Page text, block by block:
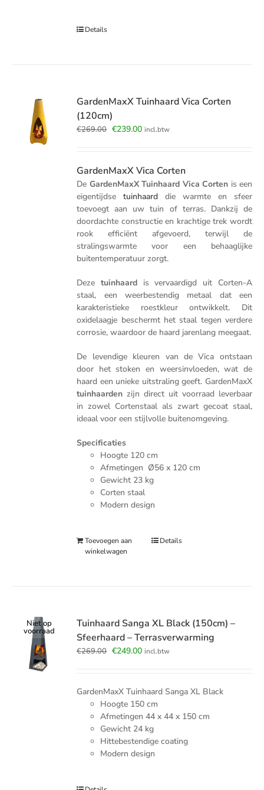
Details
GardenMaxX Tuinhaard Vica Corten
(120cm)
€269.00 Oorspronkelijke
€269.00.
€239.00Huidige
€239.00.
incl.btw
GardenMaxX Vica Corten
De GardenMaxX Tuinhaard Vica Corten is een
eigentijdsetuinhaard die warmte en sfeer
toevoegt aan uw tuin of terras. Dankzij de
doordachte constructie en krachtige trek wordt
rook efficiënt afgevoerd, terwijl de
stralingswarmte voor een behaaglijke
buitentemperatuur zorgt.
Deze tuinhaardis vervaardigd uit Corten-A
staal, een weerbestendig metaal dat een
karakteristieke roestkleur ontwikkelt. Dit
oxidelaagje beschermt het staal tegen verdere
corrosie, waardoor de haard jarenlang meegaat.
De levendige kleuren van de Vica ontstaan
door het stoken en weersinvloeden, wat de
haard een unieke uitstraling geeft. GardenMaxX
tuinhaarden zijn direct uit voorraad leverbaar
in zowel Cortenstaal als zwart gecoat staal,
ideaal voor een stijlvolle buitenomgeving.
Specificaties
Hoogte 120 cm
Afmetingen Ø56 x 120 cm
Gewicht 23 kg
Corten staal
Modern design
Toevoegen aan
winkelwagen
Details
Niet op
voorraad
Tuinhaard Sanga XL Black (150cm) –
Sfeerhaard – Terrasverwarming
€269.00 Oorspronkelijke
€269.00.
€249.00Huidige
€249.00.
incl.btw
GardenMaxX Tuinhaard Sanga XL Black
Hoogte 150 cm
Afmetingen44 x 44 x 150 cm
Gewicht 24 kg
Hittebestendige coating
Modern design